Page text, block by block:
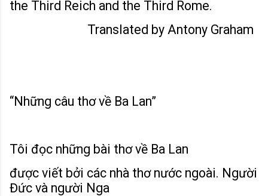
the Third Reich and the Third Rome.
Translated by Antony Graham
“Những câu thơ về Ba Lan”
Tôi đọc những bài thơ về Ba Lan
được viết bởi các nhà thơ nước ngoài. Người
Đức và người Nga